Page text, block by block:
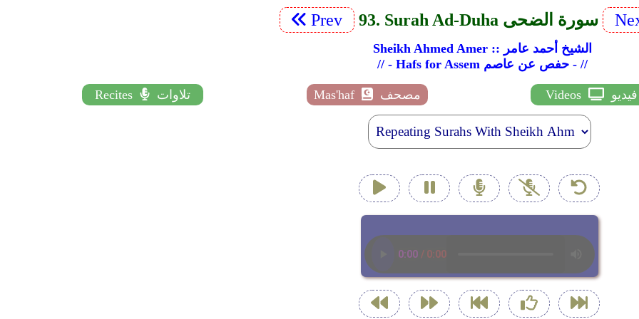
Prev 93. Surah Ad-Duha سورة الضحى
Sheikh Ahmed Amer :: الشيخ أحمد عامر
// - Hafs for Assem حفص عن عاصم - //
Recites تلاوات Mas'haf مصحف Videos فيديو